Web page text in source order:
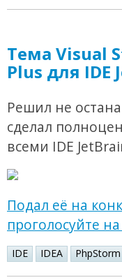
Тема Visual
Plus для IDE
Решил не
сделал
всеми IDE
Подал её на
проголосуйте
IDE IDEA PhpStorm